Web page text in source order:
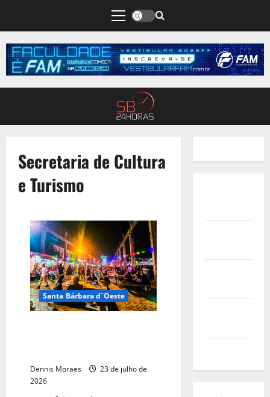
Secretaria de Cultura
e Turismo
Santa Bárbara d´Oeste
Dennis Moraes
23 de julho de
2026